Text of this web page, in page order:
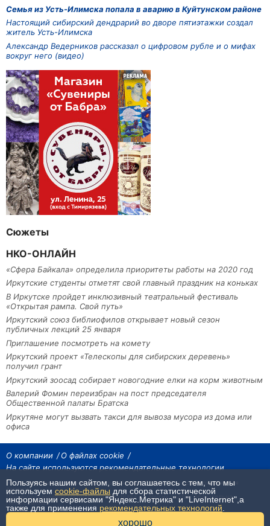
Семья из Усть-Илимска попала в аварию в Куйтунском районе
Настоящий сибирский дендрарий во дворе пятиэтажки создал
житель Усть-Илимска
Александр Ведерников рассказал о цифровом рубле и о мифах
вокруг него (видео)
Сюжеты
НКО-ОНЛАЙН
«Сфера Байкала» определила приоритеты работы на 2020 год
Иркутские студенты отметят свой главный праздник на коньках
В Иркутске пройдет инклюзивный театральный фестиваль
«Открытая рампа. Свой путь»
Иркутский союз библиофилов открывает новый сезон
публичных лекций 25 января
Приглашение посмотреть на комету
Иркутский проект «Телескопы для сибирских деревень»
получил грант
Иркутский зоосад собирает новогодние елки на корм животным
Валерий Фомин переизбран на пост председателя
Общественной палаты Братска
Иркутяне могут вызвать такси для вывоза мусора из дома или
офиса
О компании
О файлах cookie
На сайте используются рекомендательные технологии
На сайте размещаются материалы ИА «Наш Север». Все права охраняются
законом.
При использовании материалов агентства на других сайтах, обязательна
гиперссылка.
Пользуясь нашим сайтом, вы соглашаетесь с тем, что мы
используем cookie-файлы для сбора статистической
информации сервисами "Яндекс.Метрика" и "LiveInternet",а
также для применения рекомендательных технологий
хорошо